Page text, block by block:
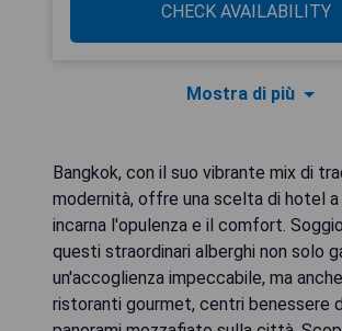
CHECK AVAILABILITY
Mostra di più
Bangkok, con il suo vibrante mix di
modernità, offre una scelta di hotel
incarna l'opulenza e il comfort.
questi straordinari alberghi non solo
un'accoglienza impeccabile, ma
ristoranti gourmet, centri benessere